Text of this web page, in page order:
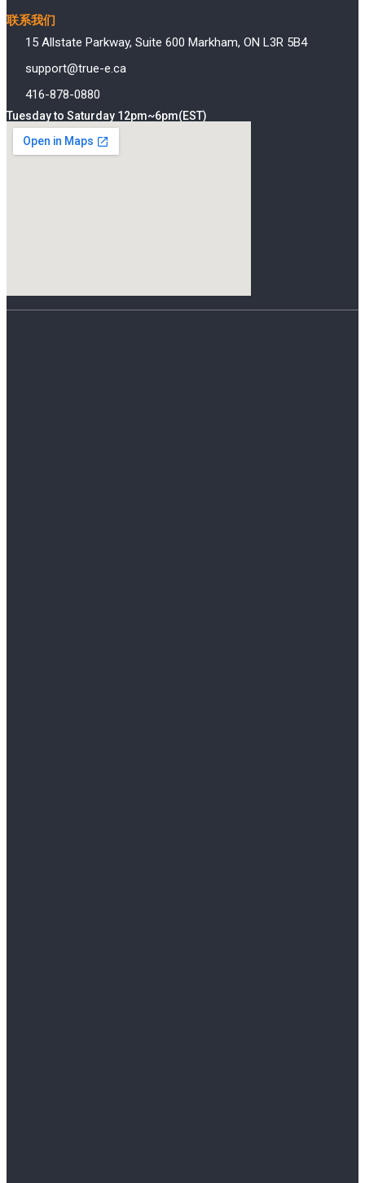
联系我们
15 Allstate Parkway, Suite 600 Markham, ON L3R 5B4
support@true-e.ca
416-878-0880
Tuesday to Saturday 12pm~6pm(EST)